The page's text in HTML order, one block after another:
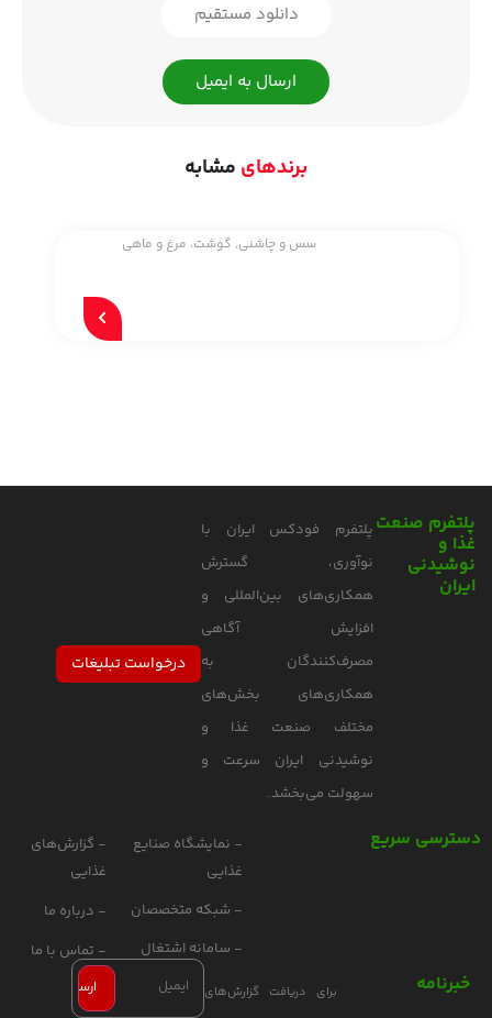
دانلود مستقیم
ارسال به ایمیل
برندهای مشابه
سس و چاشنی, گوشت، مرغ و ماهی
پلتفرم صنعت
غذا و
نوشیدنی
ایران
پلتفرم فودکس ایران با
نوآوری، گسترش
همکاری‌های بین‌المللی و
افزایش آگاهی
مصرف‌کنندگان به
همکاری‌های بخش‌های
مختلف صنعت غذا و
نوشیدنی ایران سرعت و
سهولت می‌بخشد.
درخواست تبلیغات
دسترسی سریع
- نمایشگاه صنایع
غذایی
- شبکه متخصصان
- سامانه اشتغال
- گزارش‌های
غذایی
- درباره ما
- تماس با ما
خبرنامه
برای دریافت گزارش‌های